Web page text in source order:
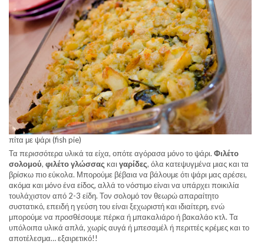
πίτα με ψάρι (fish pie)
Τα περισσότερα υλικά τα είχα, οπότε αγόρασα μόνο το ψάρι. Φιλέτο
σολομού, φιλέτο γλώσσας καιγαρίδες, όλα κατεψυγμένα μιας και τα
βρίσκω πιο εύκολα. Μπορούμε βέβαια να βάλουμε ότι ψάρι μας αρέσει,
ακόμα και μόνο ένα είδος, αλλά το νόστιμο είναι να υπάρχει ποικιλία
τουλάχιστον από 2-3 είδη. Τον σολομό τον θεωρώ απαραίτητο
συστατικό, επειδή η γεύση του είναι ξεχωριστή και ιδιαίτερη, ενώ
μπορούμε να προσθέσουμε πέρκα ή μπακαλιάρο ή βακαλάο κτλ. Τα
υπόλοιπα υλικά απλά, χωρίς αυγά ή μπεσαμέλ ή περιττές κρέμες και το
αποτέλεσμα… εξαιρετικό!!